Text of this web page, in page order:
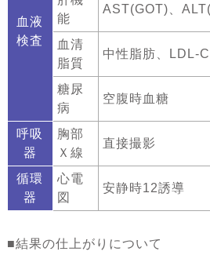
血液
検査
能
AST(GOT)、
血清
脂質
中性脂肪、LDL-
糖尿
病
空腹時血糖
呼吸
器
胸部
Ｘ線
直接撮影
循環
器
心電
図
安静時12誘導
■結果の仕上がりについて